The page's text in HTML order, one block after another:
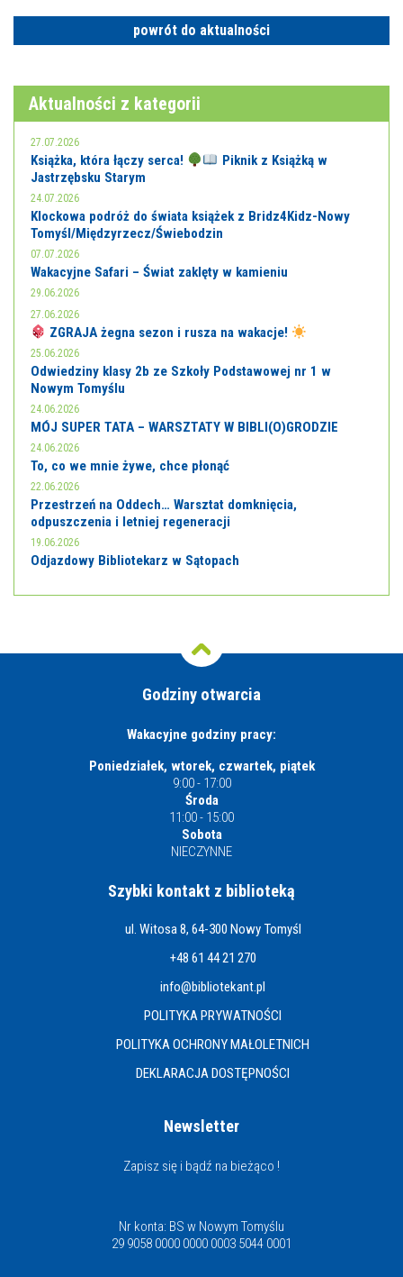
powrót do aktualności
Aktualności z kategorii
27.07.2026
Książka, która łączy serca!
Piknik z Książką w
Jastrzębsku Starym
24.07.2026
Klockowa podróż do świata książek z Bridz4Kidz-Nowy
Tomyśl/Międzyrzecz/Świebodzin
07.07.2026
Wakacyjne Safari – Świat zaklęty w kamieniu
29.06.2026
27.06.2026
ZGRAJA żegna sezon i rusza na wakacje!
25.06.2026
Odwiedziny klasy 2b ze Szkoły Podstawowej nr 1 w
Nowym Tomyślu
24.06.2026
MÓJ SUPER TATA – WARSZTATY W BIBLI(O)GRODZIE
24.06.2026
To, co we mnie żywe, chce płonąć
22.06.2026
Przestrzeń na Oddech… Warsztat domknięcia,
odpuszczenia i letniej regeneracji
19.06.2026
Odjazdowy Bibliotekarz w Sątopach
Godziny otwarcia
Wakacyjne godziny pracy:
Poniedziałek, wtorek, czwartek, piątek
9:00 - 17:00
Środa
11:00 - 15:00
Sobota
NIECZYNNE
Szybki kontakt z biblioteką
ul. Witosa 8, 64-300 Nowy Tomyśl
+48 61 44 21 270
info@bibliotekant.pl
POLITYKA PRYWATNOŚCI
POLITYKA OCHRONY MAŁOLETNICH
DEKLARACJA DOSTĘPNOŚCI
Newsletter
Zapisz się i bądź na bieżąco !
Nr konta: BS w Nowym Tomyślu
29 9058 0000 0000 0003 5044 0001